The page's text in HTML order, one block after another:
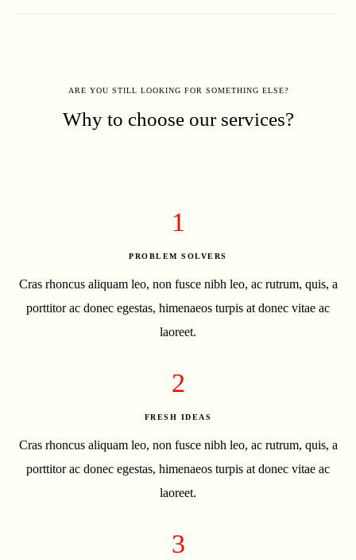
ARE YOU STILL LOOKING FOR SOMETHING ELSE?
Why to choose our services?
1
PROBLEM SOLVERS
Cras rhoncus aliquam leo, non fusce nibh leo, ac rutrum, quis, a
porttitor ac donec egestas, himenaeos turpis at donec vitae ac
laoreet.
2
FRESH IDEAS
Cras rhoncus aliquam leo, non fusce nibh leo, ac rutrum, quis, a
porttitor ac donec egestas, himenaeos turpis at donec vitae ac
laoreet.
3